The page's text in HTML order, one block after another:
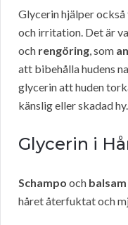
Glycerin hjälper
och irritation. Det är
och rengöring , som
att bibehålla hudens
glycerin att huden
känslig eller skadad hy.
Glycerin i
Schampo och balsam
håret återfuktat och